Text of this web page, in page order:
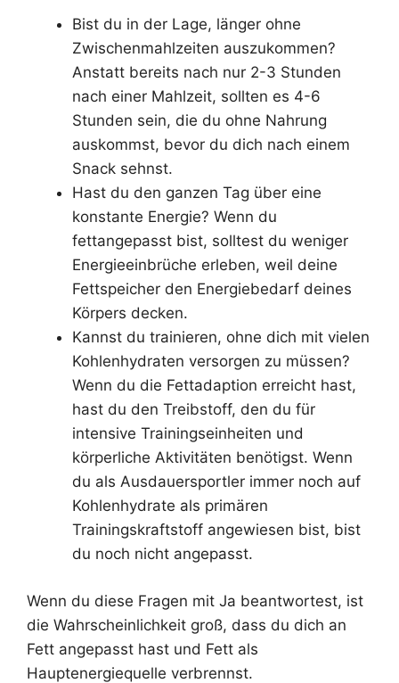
Bist du in der Lage, länger ohne
Zwischenmahlzeiten auszukommen?
Anstatt bereits nach nur 2-3 Stunden
nach einer Mahlzeit, sollten es 4-6
Stunden sein, die du ohne Nahrung
auskommst, bevor du dich nach einem
Snack sehnst.
Hast du den ganzen Tag über eine
konstante Energie? Wenn du
fettangepasst bist, solltest du weniger
Energieeinbrüche erleben, weil deine
Fettspeicher den Energiebedarf deines
Körpers decken.
Kannst du trainieren, ohne dich mit vielen
Kohlenhydraten versorgen zu müssen?
Wenn du die Fettadaption erreicht hast,
hast du den Treibstoff, den du für
intensive Trainingseinheiten und
körperliche Aktivitäten benötigst. Wenn
du als Ausdauersportler immer noch auf
Kohlenhydrate als primären
Trainingskraftstoff angewiesen bist, bist
du noch nicht angepasst.
Wenn du diese Fragen mit Ja beantwortest, ist
die Wahrscheinlichkeit groß, dass du dich an
Fett angepasst hast und Fett als
Hauptenergiequelle verbrennst.